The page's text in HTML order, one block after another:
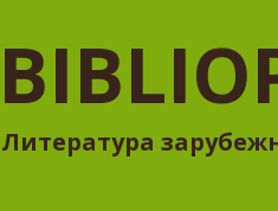
Литература